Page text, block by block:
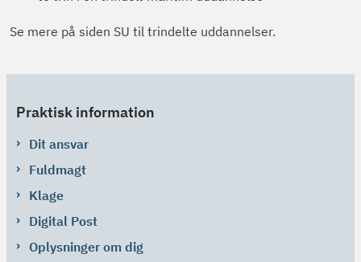
Se mere på siden SU til trindelte uddannelser.
Praktisk information
Dit ansvar
Fuldmagt
Klage
Digital Post
Oplysninger om dig